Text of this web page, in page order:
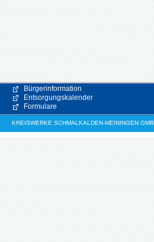
Bürgerinformation
Entsorgungskalender
Formulare
KREISWERKE SCHMALKALDEN-MEININGEN